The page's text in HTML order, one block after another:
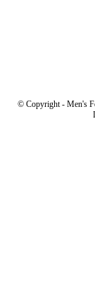
© Copyright - Men's